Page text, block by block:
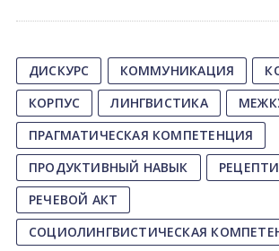
ДИСКУРС КОММУНИКАЦИЯ
КОРПУС
ЛИНГВИСТИКА
ПРАГМАТИЧЕСКАЯ КОМПЕТЕНЦИЯ
ПРОДУКТИВНЫЙ НАВЫК
РЕЧЕВОЙ АКТ
СОЦИОЛИНГВИСТИЧЕСКАЯ